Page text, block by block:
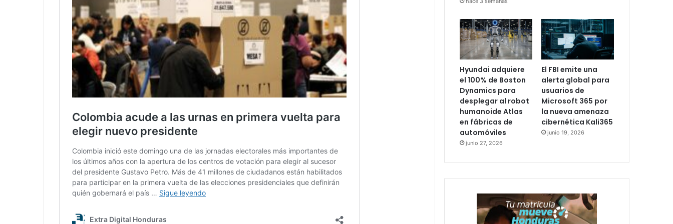
Hyundai adquiere
el 100% de Boston
Dynamics para
desplegar al robot
humanoide Atlas
en fábricas de
automóviles
junio 27, 2026
El FBI emite una
alerta global para
usuarios de
Microsoft 365 por
la nueva amenaza
cibernética Kali365
junio 19, 2026